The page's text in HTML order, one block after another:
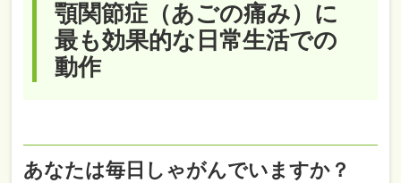
顎関節症（あごの痛み）に
最も効果的な日常生活での
動作
あなたは毎日しゃがんでいますか？